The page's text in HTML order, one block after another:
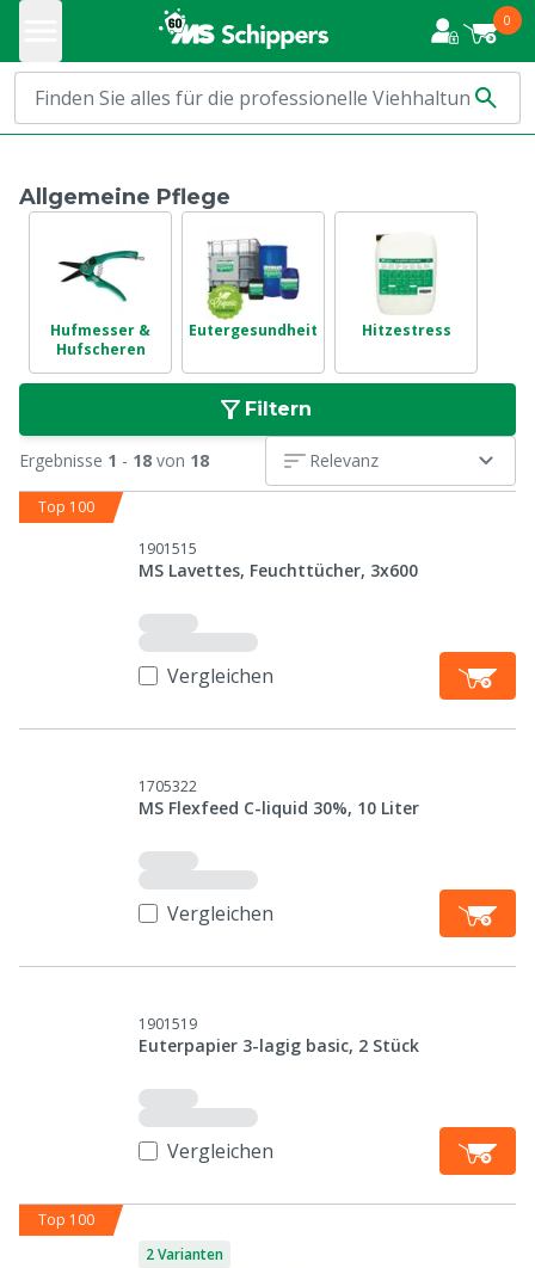
0
Allgemeine Pflege
Hufmesser &
Hufscheren
Eutergesundheit Hitzestress
Filtern
Ergebnisse 1 - 18 von 18 Relevanz
Top 100
1901515
MS Lavettes, Feuchttücher, 3x600
Vergleichen
1705322
MS Flexfeed C-liquid 30%, 10 Liter
Vergleichen
1901519
Euterpapier 3-lagig basic, 2 Stück
Vergleichen
Top 100
2 Varianten